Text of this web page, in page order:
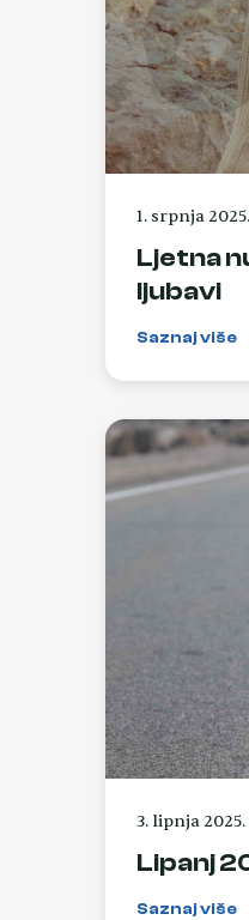
1. srpnja 2025.
Ljetna
ljubavi
Saznaj više
3. lipnja 2025.
Lipanj
Saznaj više